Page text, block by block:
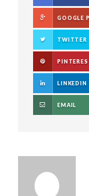
GOOGLE
TWITTER
LINKEDIN
EMAIL